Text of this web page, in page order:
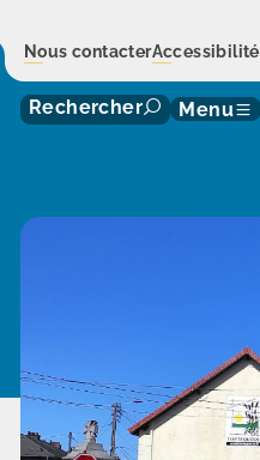
Nous contacterAccessibilité
Rechercher Menu